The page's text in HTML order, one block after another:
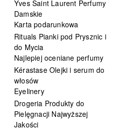
Yves Saint Laurent Perfumy
Damskie
Karta podarunkowa
Rituals Pianki pod Prysznic i
do Mycia
Najlepiej oceniane perfumy
Kérastase Olejki i serum do
włosów
Eyelinery
Drogeria Produkty do
Pielęgnacji Najwyższej
Jakości